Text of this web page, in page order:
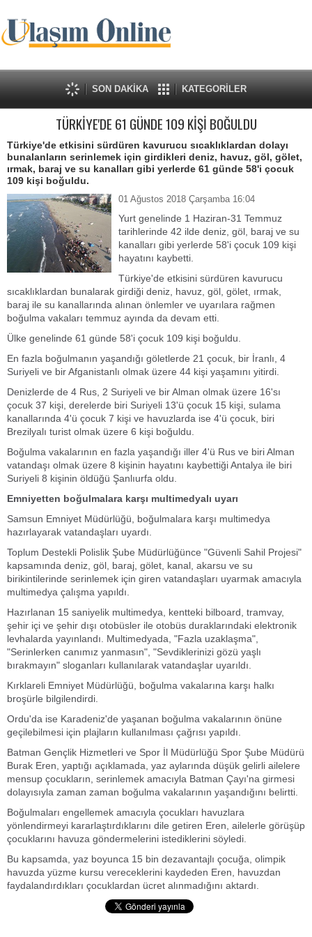
SON DAKİKA KATEGORİLER
TÜRKİYE'DE 61 GÜNDE 109 KİŞİ BOĞULDU
Türkiye'de etkisini sürdüren kavurucu sıcaklıklardan dolayı
bunalanların serinlemek için girdikleri deniz, havuz, göl, gölet,
ırmak, baraj ve su kanalları gibi yerlerde 61 günde 58'i çocuk
109 kişi boğuldu.
01 Ağustos 2018 Çarşamba 16:04
Yurt genelinde 1 Haziran-31 Temmuz
tarihlerinde 42 ilde deniz, göl, baraj ve su
kanalları gibi yerlerde 58'i çocuk 109 kişi
hayatını kaybetti.
Türkiye'de etkisini sürdüren kavurucu
sıcaklıklardan bunalarak girdiği deniz, havuz, göl, gölet, ırmak,
baraj ile su kanallarında alınan önlemler ve uyarılara rağmen
boğulma vakaları temmuz ayında da devam etti.
Ülke genelinde 61 günde 58'i çocuk 109 kişi boğuldu.
En fazla boğulmanın yaşandığı göletlerde 21 çocuk, bir İranlı, 4
Suriyeli ve bir Afganistanlı olmak üzere 44 kişi yaşamını yitirdi.
Denizlerde de 4 Rus, 2 Suriyeli ve bir Alman olmak üzere 16'sı
çocuk 37 kişi, derelerde biri Suriyeli 13'ü çocuk 15 kişi, sulama
kanallarında 4'ü çocuk 7 kişi ve havuzlarda ise 4'ü çocuk, biri
Brezilyalı turist olmak üzere 6 kişi boğuldu.
Boğulma vakalarının en fazla yaşandığı iller 4'ü Rus ve biri Alman
vatandaşı olmak üzere 8 kişinin hayatını kaybettiği Antalya ile biri
Suriyeli 8 kişinin öldüğü Şanlıurfa oldu.
Emniyetten boğulmalara karşı multimedyalı uyarı
Samsun Emniyet Müdürlüğü, boğulmalara karşı multimedya
hazırlayarak vatandaşları uyardı.
Toplum Destekli Polislik Şube Müdürlüğünce "Güvenli Sahil Projesi"
kapsamında deniz, göl, baraj, gölet, kanal, akarsu ve su
birikintilerinde serinlemek için giren vatandaşları uyarmak amacıyla
multimedya çalışma yapıldı.
Hazırlanan 15 saniyelik multimedya, kentteki bilboard, tramvay,
şehir içi ve şehir dışı otobüsler ile otobüs duraklarındaki elektronik
levhalarda yayınlandı. Multimedyada, "Fazla uzaklaşma",
"Serinlerken canımız yanmasın", "Sevdiklerinizi gözü yaşlı
bırakmayın" sloganları kullanılarak vatandaşlar uyarıldı.
Kırklareli Emniyet Müdürlüğü, boğulma vakalarına karşı halkı
broşürle bilgilendirdi.
Ordu'da ise Karadeniz'de yaşanan boğulma vakalarının önüne
geçilebilmesi için plajların kullanılması çağrısı yapıldı.
Batman Gençlik Hizmetleri ve Spor İl Müdürlüğü Spor Şube Müdürü
Burak Eren, yaptığı açıklamada, yaz aylarında düşük gelirli ailelere
mensup çocukların, serinlemek amacıyla Batman Çayı'na girmesi
dolayısıyla zaman zaman boğulma vakalarının yaşandığını belirtti.
Boğulmaları engellemek amacıyla çocukları havuzlara
yönlendirmeyi kararlaştırdıklarını dile getiren Eren, ailelerle görüşüp
çocuklarını havuza göndermelerini istediklerini söyledi.
Bu kapsamda, yaz boyunca 15 bin dezavantajlı çocuğa, olimpik
havuzda yüzme kursu vereceklerini kaydeden Eren, havuzdan
faydalandırdıkları çocuklardan ücret alınmadığını aktardı.